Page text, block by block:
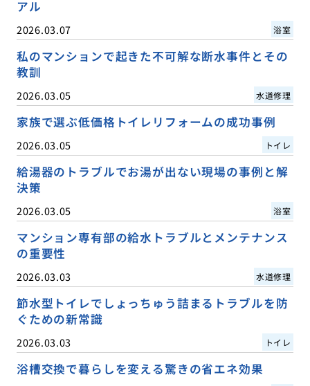
アル
2026.03.07 浴室
私のマンションで起きた不可解な断水事件とその
教訓
2026.03.05 水道修理
家族で選ぶ低価格トイレリフォームの成功事例
2026.03.05 トイレ
給湯器のトラブルでお湯が出ない現場の事例と解
決策
2026.03.05 浴室
マンション専有部の給水トラブルとメンテナンス
の重要性
2026.03.03 水道修理
節水型トイレでしょっちゅう詰まるトラブルを防
ぐための新常識
2026.03.03 トイレ
浴槽交換で暮らしを変える驚きの省エネ効果